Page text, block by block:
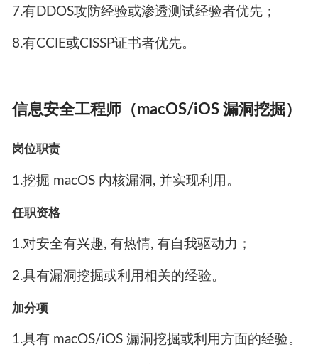
7.有DDOS攻防经验或渗透测试经验者优先；
8.有CCIE或CISSP证书者优先。
信息安全工程师（macOS/iOS 漏洞挖掘）
岗位职责
1.挖掘 macOS 内核漏洞, 并实现利用。
任职资格
1.对安全有兴趣, 有热情, 有自我驱动力；
2.具有漏洞挖掘或利用相关的经验。
加分项
1.具有 macOS/iOS 漏洞挖掘或利用方面的经验。